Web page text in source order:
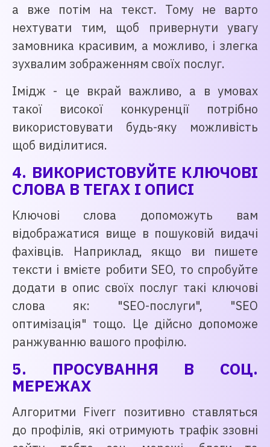
а вже потім на текст. Тому не варто
нехтувати тим, щоб привернути увагу
замовника красивим, а можливо, і злегка
зухвалим зображенням своїх послуг.
Імідж - це вкрай важливо, а в умовах
такої високої конкуренції потрібно
використовувати будь-яку можливість
щоб виділитися.
4. ВИКОРИСТОВУЙТЕ КЛЮЧОВІ
СЛОВА В ТЕГАХ І ОПИСІ
Ключові слова допоможуть вам
відображатися вище в пошуковій видачі
фахівців. Наприклад, якщо ви пишете
тексти і вмієте робити SEO, то спробуйте
додати в опис своїх послуг такі ключові
слова як: "SEO-послуги", "SEO
оптимізація" тощо. Це дійсно допоможе
ранжуванню вашого профілю.
5. ПРОСУВАННЯ В СОЦ.
МЕРЕЖАХ
Алгоритми Fiverr позитивно ставляться
до профілів, які отримують трафік ззовні